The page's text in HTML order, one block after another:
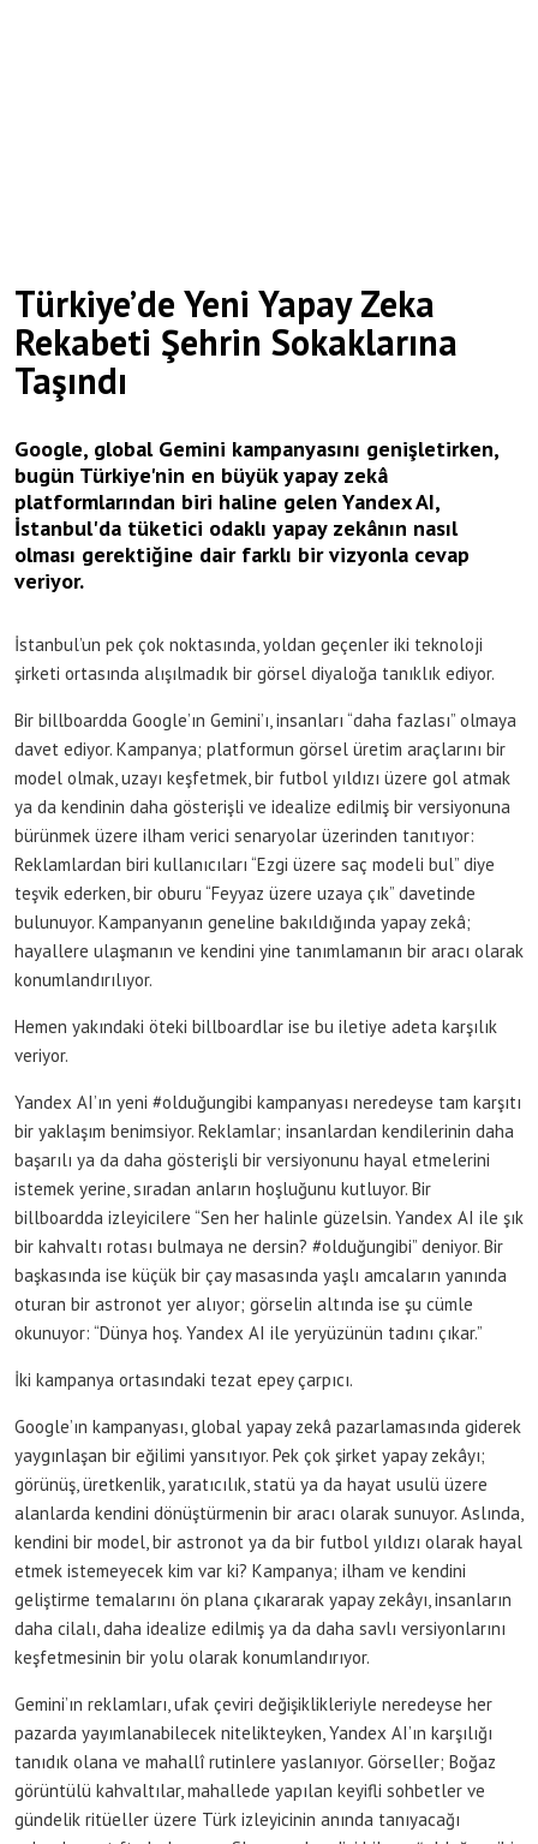
Türkiye’de Yeni Yapay Zeka
Rekabeti Şehrin Sokaklarına
Taşındı
Google, global Gemini kampanyasını genişletirken,
bugün Türkiye'nin en büyük yapay zekâ
platformlarından biri haline gelen Yandex AI,
İstanbul'da tüketici odaklı yapay zekânın nasıl
olması gerektiğine dair farklı bir vizyonla cevap
veriyor.
İstanbul’un pek çok noktasında, yoldan geçenler iki teknoloji
şirketi ortasında alışılmadık bir görsel diyaloğa tanıklık ediyor.
Bir billboardda Google’ın Gemini’ı, insanları “daha fazlası” olmaya
davet ediyor. Kampanya; platformun görsel üretim araçlarını bir
model olmak, uzayı keşfetmek, bir futbol yıldızı üzere gol atmak
ya da kendinin daha gösterişli ve idealize edilmiş bir versiyonuna
bürünmek üzere ilham verici senaryolar üzerinden tanıtıyor:
Reklamlardan biri kullanıcıları “Ezgi üzere saç modeli bul” diye
teşvik ederken, bir oburu “Feyyaz üzere uzaya çık” davetinde
bulunuyor. Kampanyanın geneline bakıldığında yapay zekâ;
hayallere ulaşmanın ve kendini yine tanımlamanın bir aracı olarak
konumlandırılıyor.
Hemen yakındaki öteki billboardlar ise bu iletiye adeta karşılık
veriyor.
Yandex AI’ın yeni #olduğungibi kampanyası neredeyse tam karşıtı
bir yaklaşım benimsiyor. Reklamlar; insanlardan kendilerinin daha
başarılı ya da daha gösterişli bir versiyonunu hayal etmelerini
istemek yerine, sıradan anların hoşluğunu kutluyor. Bir
billboardda izleyicilere “Sen her halinle güzelsin. Yandex AI ile şık
bir kahvaltı rotası bulmaya ne dersin? #olduğungibi” deniyor. Bir
başkasında ise küçük bir çay masasında yaşlı amcaların yanında
oturan bir astronot yer alıyor; görselin altında ise şu cümle
okunuyor: “Dünya hoş. Yandex AI ile yeryüzünün tadını çıkar.”
İki kampanya ortasındaki tezat epey çarpıcı.
Google’ın kampanyası, global yapay zekâ pazarlamasında giderek
yaygınlaşan bir eğilimi yansıtıyor. Pek çok şirket yapay zekâyı;
görünüş, üretkenlik, yaratıcılık, statü ya da hayat usulü üzere
alanlarda kendini dönüştürmenin bir aracı olarak sunuyor. Aslında,
kendini bir model, bir astronot ya da bir futbol yıldızı olarak hayal
etmek istemeyecek kim var ki? Kampanya; ilham ve kendini
geliştirme temalarını ön plana çıkararak yapay zekâyı, insanların
daha cilalı, daha idealize edilmiş ya da daha savlı versiyonlarını
keşfetmesinin bir yolu olarak konumlandırıyor.
Gemini’ın reklamları, ufak çeviri değişiklikleriyle neredeyse her
pazarda yayımlanabilecek nitelikteyken, Yandex AI’ın karşılığı
tanıdık olana ve mahallî rutinlere yaslanıyor. Görseller; Boğaz
görüntülü kahvaltılar, mahallede yapılan keyifli sohbetler ve
gündelik ritüeller üzere Türk izleyicinin anında tanıyacağı